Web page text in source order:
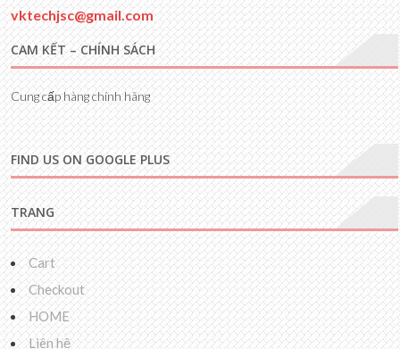
vktechjsc@gmail.com
CAM KẾT – CHÍNH SÁCH
Cung cấp hàng chính hãng
FIND US ON GOOGLE PLUS
TRANG
Cart
Checkout
HOME
Liên hệ